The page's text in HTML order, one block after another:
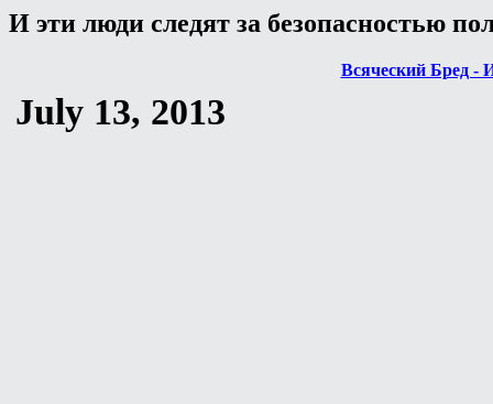
И эти люди следят за безопасностью
Всяческий Бред -
July 13, 2013